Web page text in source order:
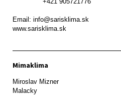
Email: info@sarisklima.sk
www.sarisklima.sk
Mimaklima
Miroslav Mizner
Malacky